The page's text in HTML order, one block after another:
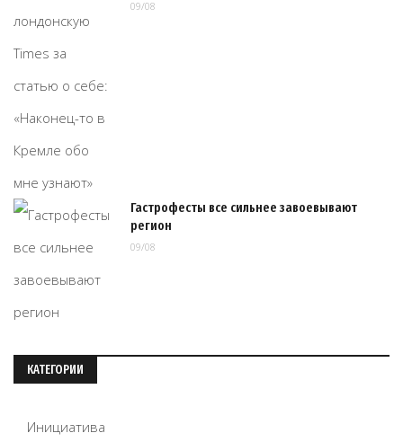
09/08
Гастрофесты все сильнее завоевывают
регион
09/08
КАТЕГОРИИ
Инициатива